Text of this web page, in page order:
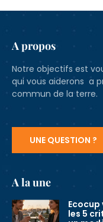
A propos
Notre objectifs est
qui vous aiderons a
commun de la terre.
UNE QUESTION ?
A la une
Ecocup
les 5